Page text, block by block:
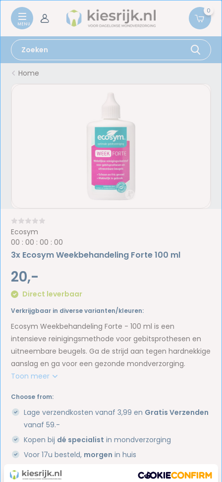
0
Home
Ecosym
00 :00 :00 :00
3x Ecosym Weekbehandeling Forte 100 ml
20,-
Direct leverbaar
Verkrijgbaar in diverse varianten/kleuren:
Ecosym Weekbehandeling Forte - 100 ml is een
intensieve reinigingsmethode voor gebitsprothesen en
uitneembare beugels. Ga de strijd aan tegen hardnekkige
aanslag en ga voor een gezonde mondverzorging.
Toon meer
Choose from:
Lage verzendkosten vanaf 3,99 en Gratis Verzenden
vanaf 59.-
Kopen bij dé specialist in mondverzorging
Voor 17u besteld, morgen in huis
1 miljoen+tevreden klanten